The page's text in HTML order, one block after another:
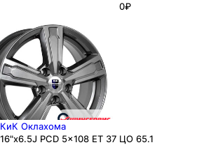
0₽
КиК Оклахома
16"x6.5J PCD 5x108 ЕТ 37 ЦО 65.1